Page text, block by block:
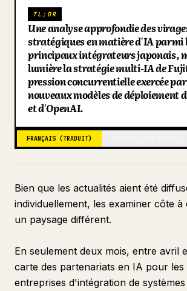
Blog
Mises à jour
TL;DR
Une analyse approfondie des
stratégiques en matière d'IA parmi
principaux intégrateurs japonais,
lumière la stratégie multi-IA de
pression concurrentielle exercée
nouveaux modèles de déploiement
et d'OpenAI.
FRANÇAIS (TRADUIT)
Bien que les actualités aient été
individuellement, les examiner côte à
un paysage différent.
En seulement deux mois, entre avril
carte des partenariats en IA pour les
entreprises d'intégration de